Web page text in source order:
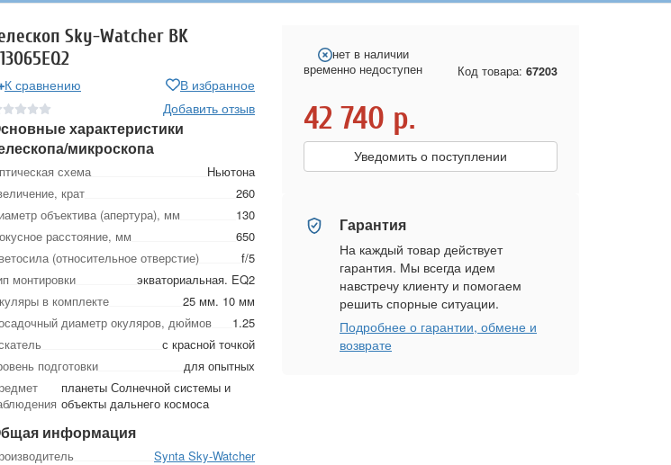
Sky-Watcher BK
К сравнению
В избранное
Добавить отзыв
характеристики
микроскопа
схема
Ньютона
крат
260
объектива (апертура), мм
130
расстояние, мм
650
(относительное отверстие)
f/5
монтировки
экваториальная. EQ2
в комплекте
25 мм. 10 мм
диаметр окуляров, дюймов
1.25
с красной точкой
подготовки
для опытных
планеты Солнечной системы и
объекты дальнего космоса
информация
Synta Sky-Watcher
нет в наличии
временно недоступен
Код товара: 67203
42 740 р.
Уведомить о поступлении
Гарантия
На каждый товар действует
гарантия. Мы всегда идем
навстречу клиенту и помогаем
решить спорные ситуации.
Подробнее о гарантии, обмене и
возврате